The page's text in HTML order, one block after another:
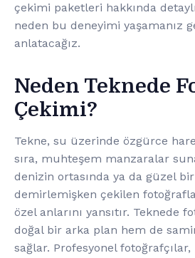
çekimi paketleri hakkında
neden bu deneyimi yaşamanız
anlatacağız.
Neden Teknede
Çekimi?
Tekne, su üzerinde özgürce
sıra, muhteşem manzaralar
denizin ortasında ya da güzel
demirlemişken çekilen
özel anlarını yansıtır. Teknede
doğal bir arka plan hem de
sağlar. Profesyonel fotoğrafçılar,